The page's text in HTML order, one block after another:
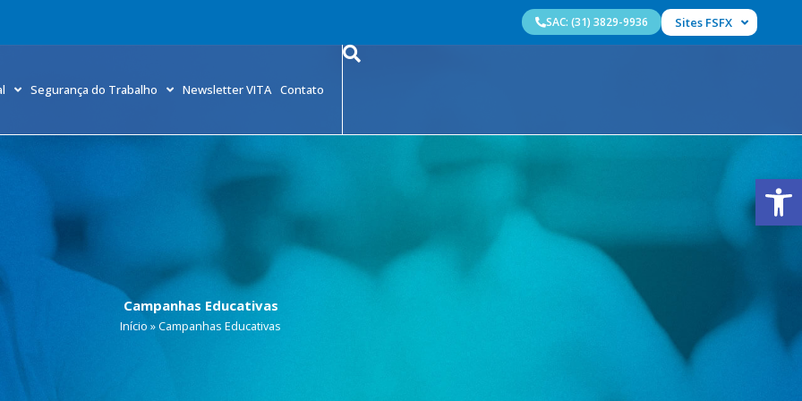
Abrir
Sites FSFX
SAC: (31) 3829-9936
Segurança do Trabalho Newsletter VITA Contato
Campanhas Educativas
Início »Campanhas Educativas